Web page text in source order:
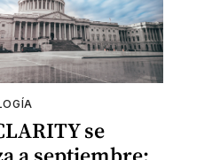
se